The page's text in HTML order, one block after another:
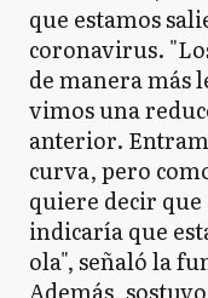
que estamos
coronavirus.
de manera más
vimos una
anterior.
curva, pero
quiere decir
indicaría que
ola", señaló la
Además,